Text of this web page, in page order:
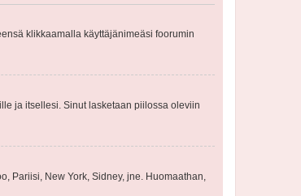
klikkaamalla käyttäjänimeäsi foorumin
ja itsellesi. Sinut lasketaan piilossa oleviin
Pariisi, New York, Sidney, jne. Huomaathan,